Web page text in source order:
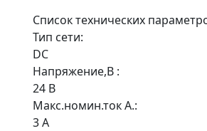
Список технических
Тип сети:
DC
Напряжение,В :
24 В
Макс.номин.ток А.:
3 А